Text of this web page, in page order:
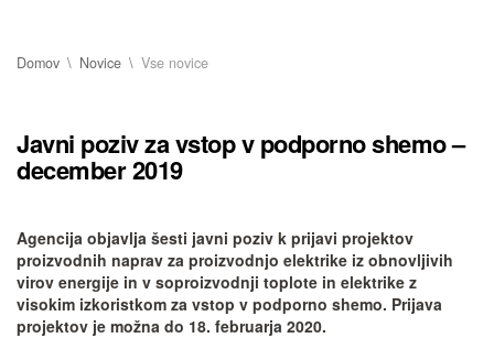
Domov Novice Vse novice
Javni poziv za vstop v podporno shemo –
december 2019
Agencija objavlja šesti javni poziv k prijavi projektov
proizvodnih naprav za proizvodnjo elektrike iz obnovljivih
virov energije in v soproizvodnji toplote in elektrike z
visokim izkoristkom za vstop v podporno shemo. Prijava
projektov je možna do 18. februarja 2020.